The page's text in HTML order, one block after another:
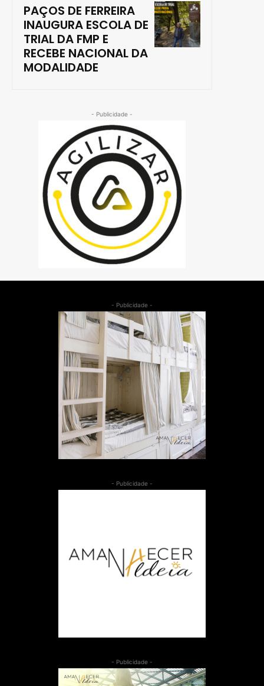
PAÇOS DE FERREIRA
INAUGURA ESCOLA DE
TRIAL DA FMP E
RECEBE NACIONAL DA
MODALIDADE
- Publicidade -
- Publicidade -
- Publicidade -
- Publicidade -